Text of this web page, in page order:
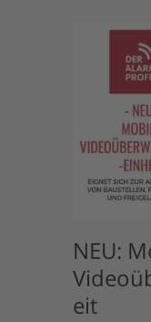
NEU:
eit